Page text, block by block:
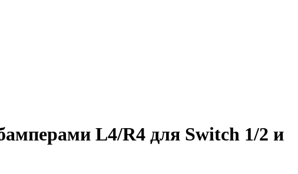
L4/R4 для Switch 1/2 и